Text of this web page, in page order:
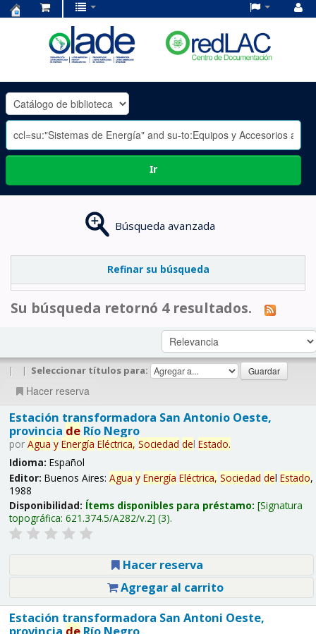
OLADE
-
Ir
Búsqueda avanzada
Refinar su búsqueda
Su búsqueda retornó 4 resultados.
| | Seleccionar títulos para:
Hacer reserva
Estación transformadora San Antonio Oeste,
provincia deRío Negro
por Agua y Energía Eléctrica, Sociedad del Estado.
Idioma: Español
Editor: Buenos Aires: Agua y Energía Eléctrica, Sociedad del Estado,
1988
Disponibilidad: Ítems disponibles para préstamo: Signatura
topográfica: 621.374.5/A282/v.2 (3).
Hacer reserva
Agregar al carrito
Estación transformadora San Antoni Oeste,